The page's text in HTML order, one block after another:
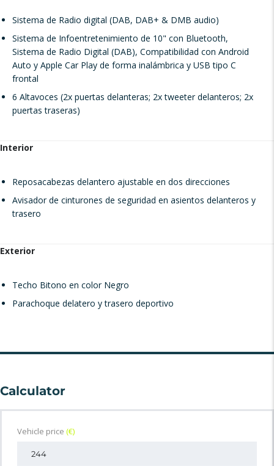
Sistema de Radio digital (DAB, DAB+ & DMB audio)
Sistema de Infoentretenimiento de 10" con Bluetooth,
Sistema de Radio Digital (DAB), Compatibilidad con Android
Auto y Apple Car Play de forma inalámbrica y USB tipo C
frontal
6 Altavoces (2x puertas delanteras; 2x tweeter delanteros; 2x
puertas traseras)
Interior
Reposacabezas delantero ajustable en dos direcciones
Avisador de cinturones de seguridad en asientos delanteros y
trasero
Exterior
Techo Bitono en color Negro
Parachoque delatero y trasero deportivo
Calculator
Vehicle price (€)